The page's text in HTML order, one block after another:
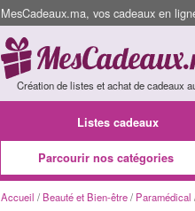
MesCadeaux.ma, vos cadeaux en
Création de listes et achat de cadeaux
Listes cadeaux
Parcourir nos catégories
Accueil /Beauté et Bien-être/ Paramédical